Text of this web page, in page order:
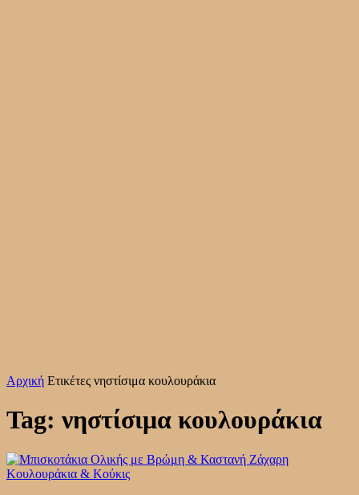
Αρχική Ετικέτες νηστίσιμα κουλουράκια
Tag: νηστίσιμα κουλουράκια
Κουλουράκια & Κούκις